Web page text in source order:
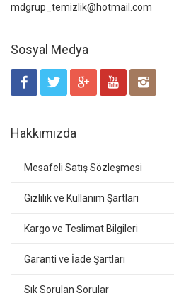
mdgrup_temizlik@hotmail.com
Sosyal Medya
Hakkımızda
Mesafeli Satış Sözleşmesi
Gizlilik ve Kullanım Şartları
Kargo ve Teslimat Bilgileri
Garanti ve İade Şartları
Sık Sorulan Sorular